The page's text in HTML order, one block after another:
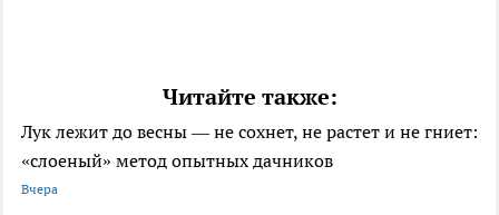
Читайте также:
Лук лежит до весны — не сохнет, не растет и не гниет:
«слоеный» метод опытных дачников
Вчера